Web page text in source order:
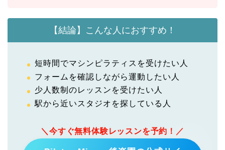
【結論】こんな人におすすめ！
短時間でマシンピラティスを受けたい人
フォームを確認しながら運動したい人
少人数制のレッスンを受けたい人
駅から近いスタジオを探している人
＼今すぐ無料体験レッスンを予約！／